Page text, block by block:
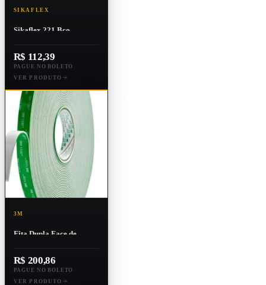
SIKAFLEX
Sikaflex 221 Bco
R$ 112,39
PAGUE NO BOLETO
VER PRODUTO
3M
Fita Dupla Face de
110wf 19mm X 20m
R$ 200,86
PAGUE NO BOLETO
VER PRODUTO